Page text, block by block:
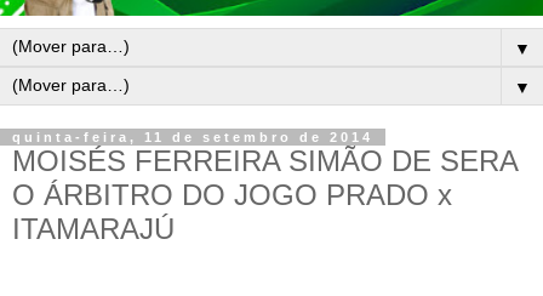
▼
▼
quinta-feira, 11 de setembro de 2014
MOISÉS FERREIRA SIMÃO DE SERA
O ÁRBITRO DO JOGO PRADO x
ITAMARAJÚ